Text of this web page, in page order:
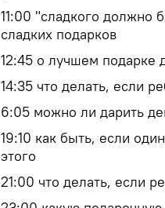
11:00 "сладкого должно
сладких подарков
12:45 о лучшем подарке
14:35 что делать, если
6:05 можно ли дарить
19:10 как быть, если
этого
21:00 что делать, если